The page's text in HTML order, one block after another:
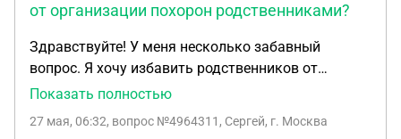
от организации похорон родственниками?
Здравствуйте! У меня несколько забавный
вопрос. Я хочу избавить родственников от
организации моих похорон, поминок, и всей этой
необходимо будет сделать - вызвать скорую для
Показать полностью
27 мая, 06:32, вопрос №4964311, Сергей, г. Москва